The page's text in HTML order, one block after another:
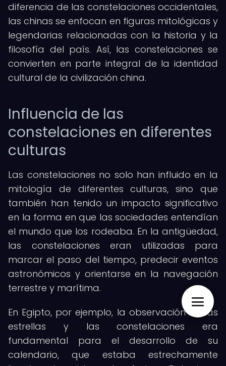
diferencia de las constelaciones occidentales,
las chinas se enfocan en figuras mitológicas y
legendarias relacionadas con la historia y la
filosofía del país. Así, las constelaciones se
convierten en parte integral de la identidad
cultural de la civilización china.
Influencia de las
constelaciones en diferentes
culturas
Las constelaciones no solo han influido en la
mitología de diferentes culturas, sino que
también han tenido un impacto significativo
en la forma en que las sociedades entendían
el mundo que los rodeaba. En la antigüedad,
las constelaciones eran utilizadas para
marcar el paso del tiempo, predecir eventos
astronómicos y orientarse en la navegación
terrestre y marítima.
En Egipto, por ejemplo, la observación de las
estrellas y las constelaciones era
fundamental para el desarrollo de su
calendario, que estaba estrechamente